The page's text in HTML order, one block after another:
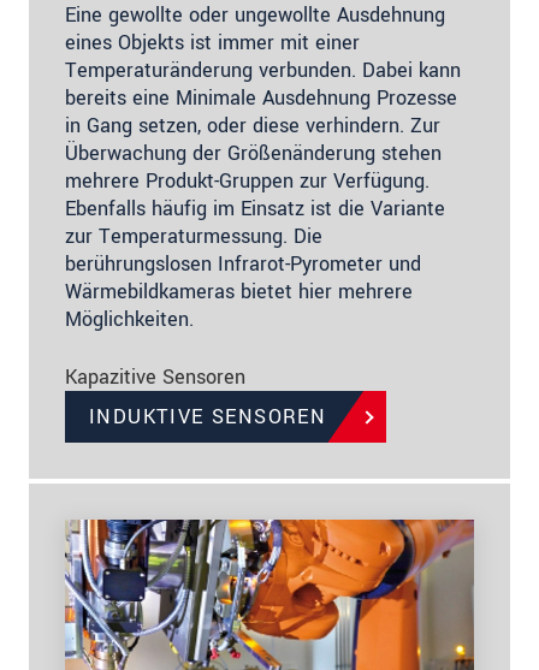
Eine gewollte oder ungewollte Ausdehnung
eines Objekts ist immer mit einer
Temperaturänderung verbunden. Dabei kann
bereits eine Minimale Ausdehnung Prozesse
in Gang setzen, oder diese verhindern. Zur
Überwachung der Größenänderung stehen
mehrere Produkt-Gruppen zur Verfügung.
Ebenfalls häufig im Einsatz ist die Variante
zur Temperaturmessung. Die
berührungslosen Infrarot-Pyrometer und
Wärmebildkameras bietet hier mehrere
Möglichkeiten.
Kapazitive Sensoren
INDUKTIVE SENSOREN